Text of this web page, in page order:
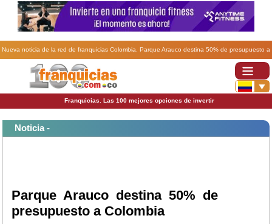
Nueva noticia de la red de franquicias Colombia. Parque Arauco destina 50% de presupuesto a
Franquicias. Las 100 mejores opciones de invertir
Noticia -
Parque Arauco destina 50% de
presupuesto a Colombia